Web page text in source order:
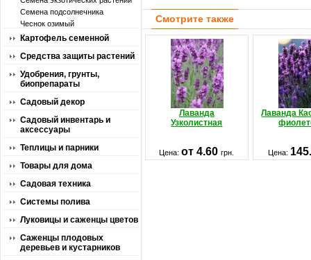
Семена подсолнечника
Чеснок озимый
Картофель семенной
Средства защиты растений
Удобрения, грунты,
биопрепараты
Садовый декор
Садовый инвентарь и
аксессуары
Теплицы и парники
Товары для дома
Садовая техника
Системы полива
Луковицы и саженцы цветов
Саженцы плодовых
деревьев и кустарников
Смотрите также
Лаванда
Узколистная
Лаванда
Цена:от 4.60грн. Цена: